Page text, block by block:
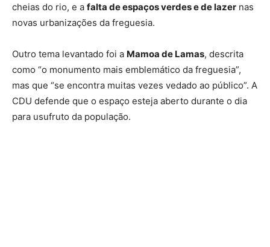
cheias do rio, e a falta de espaços verdes e de lazer nas
novas urbanizações da freguesia.
Outro tema levantado foi a Mamoa de Lamas, descrita
como “o monumento mais emblemático da freguesia”,
mas que “se encontra muitas vezes vedado ao público”. A
CDU defende que o espaço esteja aberto durante o dia
para usufruto da população.